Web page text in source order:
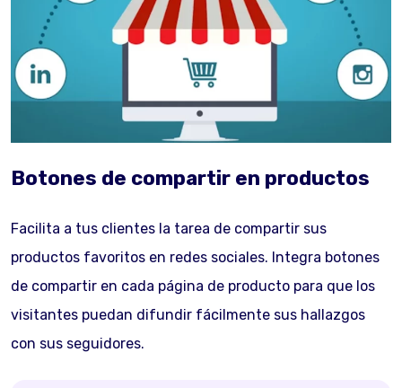
Botones de compartir en productos
Facilita a tus clientes la tarea de compartir sus
productos favoritos en redes sociales. Integra botones
de compartir en cada página de producto para que los
visitantes puedan difundir fácilmente sus hallazgos
con sus seguidores.